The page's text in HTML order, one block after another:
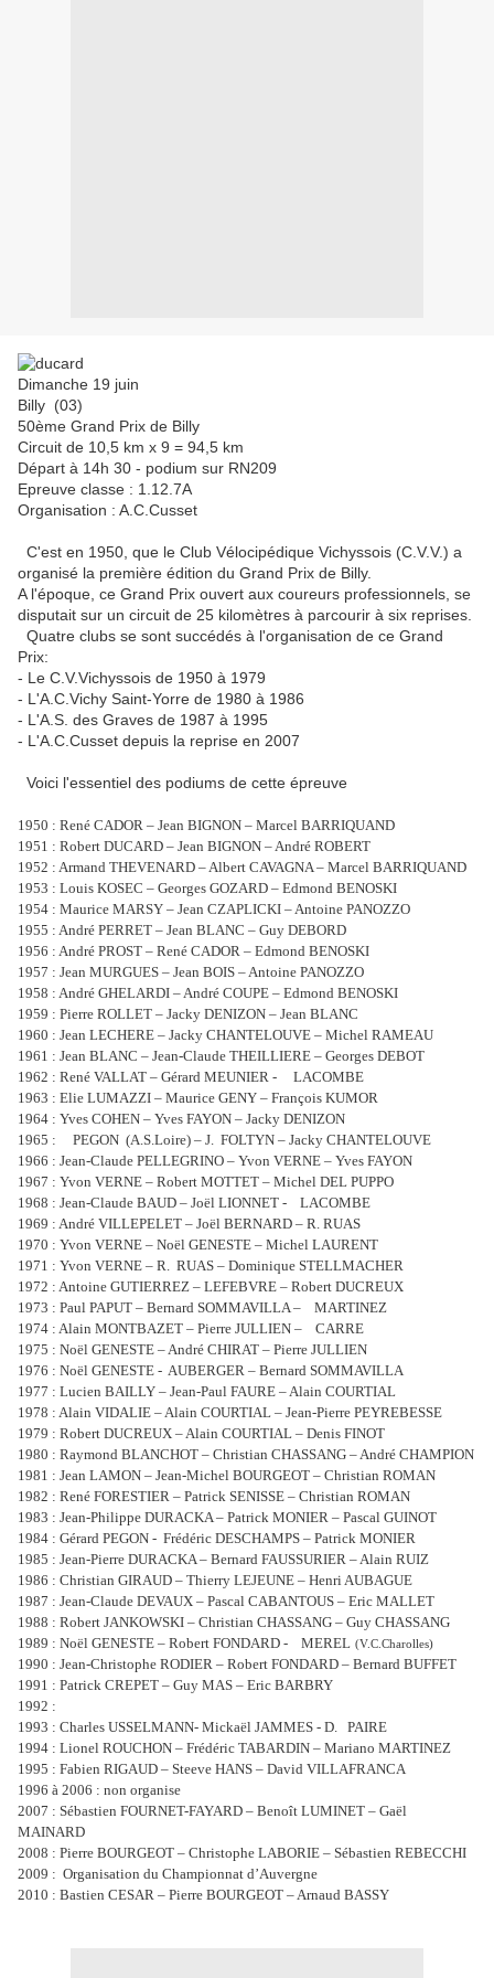
Dimanche 19 juin
Billy (03)
50ème Grand Prix de Billy
Circuit de 10,5 km x 9 = 94,5 km
Départ à 14h 30 - podium sur RN209
Epreuve classe : 1.12.7A
Organisation : A.C.Cusset
C'est en 1950, que le Club Vélocipédique Vichyssois (C.V.V.) a
organisé la première édition du Grand Prix de Billy.
A l'époque, ce Grand Prix ouvert aux coureurs professionnels, se
disputait sur un circuit de 25 kilomètres à parcourir à six reprises.
Quatre clubs se sont succédés à l'organisation de ce Grand
Prix:
- Le C.V.Vichyssois de 1950 à 1979
- L'A.C.Vichy Saint-Yorre de 1980 à 1986
- L'A.S. des Graves de 1987 à 1995
- L'A.C.Cusset depuis la reprise en 2007
Voici l'essentiel des podiums de cette épreuve
1950 : René CADOR – Jean BIGNON – Marcel BARRIQUAND
1951 : Robert DUCARD – Jean BIGNON – André ROBERT
1952 : Armand THEVENARD – Albert CAVAGNA – Marcel BARRIQUAND
1953 : Louis KOSEC – Georges GOZARD – Edmond BENOSKI
1954 : Maurice MARSY – Jean CZAPLICKI – Antoine PANOZZO
1955 : André PERRET – Jean BLANC – Guy DEBORD
1956 : André PROST – René CADOR – Edmond BENOSKI
1957 : Jean MURGUES – Jean BOIS – Antoine PANOZZO
1958 : André GHELARDI – André COUPE – Edmond BENOSKI
1959 : Pierre ROLLET – Jacky DENIZON – Jean BLANC
1960 : Jean LECHERE – Jacky CHANTELOUVE – Michel RAMEAU
1961 : Jean BLANC – Jean-Claude THEILLIERE – Georges DEBOT
1962 : René VALLAT – Gérard MEUNIER -
LACOMBE
1963 : Elie LUMAZZI – Maurice GENY – François KUMOR
1964 : Yves COHEN – Yves FAYON – Jacky DENIZON
1965 :
PEGON (A.S.Loire) – J. FOLTYN – Jacky CHANTELOUVE
1966 : Jean-Claude PELLEGRINO – Yvon VERNE – Yves FAYON
1967 : Yvon VERNE – Robert MOTTET – Michel DEL PUPPO
1968 : Jean-Claude BAUD – Joël LIONNET -
LACOMBE
1969 : André VILLEPELET – Joël BERNARD – R. RUAS
1970 : Yvon VERNE – Noël GENESTE – Michel LAURENT
1971 : Yvon VERNE – R. RUAS – Dominique STELLMACHER
1972 : Antoine GUTIERREZ – LEFEBVRE – Robert DUCREUX
1973 : Paul PAPUT – Bernard SOMMAVILLA –
MARTINEZ
1974 : Alain MONTBAZET – Pierre JULLIEN –
CARRE
1975 : Noël GENESTE – André CHIRAT – Pierre JULLIEN
1976 : Noël GENESTE - AUBERGER – Bernard SOMMAVILLA
1977 : Lucien BAILLY – Jean-Paul FAURE – Alain COURTIAL
1978 : Alain VIDALIE – Alain COURTIAL – Jean-Pierre PEYREBESSE
1979 : Robert DUCREUX – Alain COURTIAL – Denis FINOT
1980 : Raymond BLANCHOT – Christian CHASSANG – André CHAMPION
1981 : Jean LAMON – Jean-Michel BOURGEOT – Christian ROMAN
1982 : René FORESTIER – Patrick SENISSE – Christian ROMAN
1983 : Jean-Philippe DURACKA – Patrick MONIER – Pascal GUINOT
1984 : Gérard PEGON - Frédéric DESCHAMPS – Patrick MONIER
1985 : Jean-Pierre DURACKA – Bernard FAUSSURIER – Alain RUIZ
1986 : Christian GIRAUD – Thierry LEJEUNE – Henri AUBAGUE
1987 : Jean-Claude DEVAUX – Pascal CABANTOUS – Eric MALLET
1988 : Robert JANKOWSKI – Christian CHASSANG – Guy CHASSANG
1989 : Noël GENESTE – Robert FONDARD -
MEREL (V.C.Charolles)
1990 : Jean-Christophe RODIER – Robert FONDARD – Bernard BUFFET
1991 : Patrick CREPET – Guy MAS – Eric BARBRY
1992 :
1993 : Charles USSELMANN- Mickaël JAMMES - D. PAIRE
1994 : Lionel ROUCHON – Frédéric TABARDIN – Mariano MARTINEZ
1995 : Fabien RIGAUD – Steeve HANS – David VILLAFRANCA
1996 à 2006 : non organise
2007 : Sébastien FOURNET-FAYARD – Benoît LUMINET – Gaël
MAINARD
2008 : Pierre BOURGEOT – Christophe LABORIE – Sébastien REBECCHI
2009 : Organisation du Championnat d’Auvergne
2010 : Bastien CESAR – Pierre BOURGEOT – Arnaud BASSY